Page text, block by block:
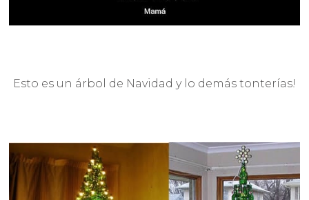
Esto es un árbol de Navidad y lo demás tonterías!